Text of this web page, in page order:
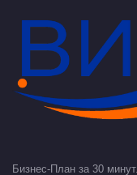
Бизнес-План за 30 минут.